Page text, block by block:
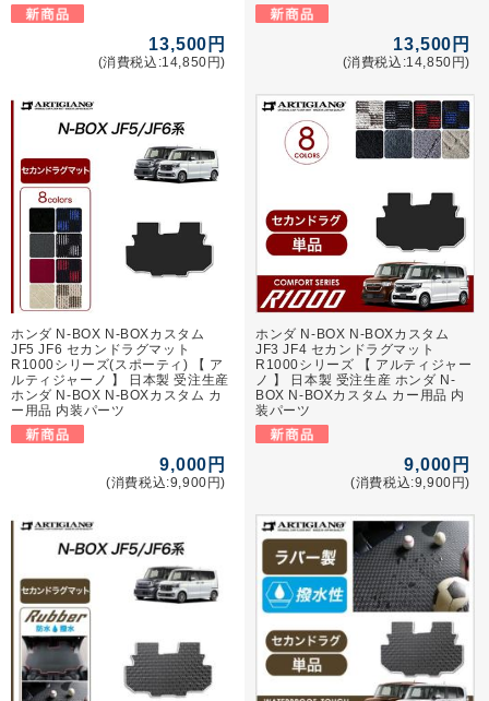
13,500円
(消費税込:14,850円)
13,500円
(消費税込:14,850円)
ホンダ N-BOX N-BOXカスタム
JF5 JF6 セカンドラグマット
R1000シリーズ(スポーティ) 【 ア
ルティジャーノ 】 日本製 受注生産
ホンダ N-BOX N-BOXカスタム カ
ー用品 内装パーツ
9,000円
(消費税込:9,900円)
ホンダ N-BOX N-BOXカスタム
JF3 JF4 セカンドラグマット
R1000シリーズ 【 アルティジャー
ノ 】 日本製 受注生産 ホンダ N-
BOX N-BOXカスタム カー用品 内
装パーツ
9,000円
(消費税込:9,900円)